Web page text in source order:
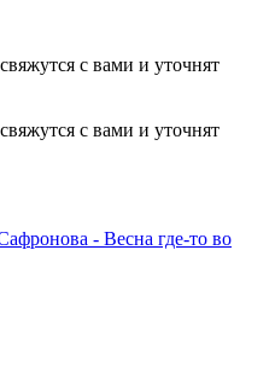
с вами и уточнят
с вами и уточнят